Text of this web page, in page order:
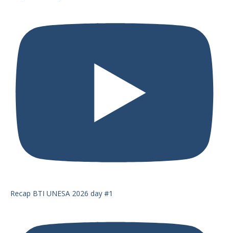
Recap BTI UNESA 2026 day #1